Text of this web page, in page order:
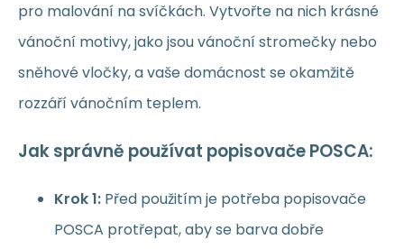
pro malování na svíčkách. Vytvořte na nich krásné
vánoční motivy, jako jsou vánoční stromečky nebo
sněhové vločky, a vaše domácnost se okamžitě
rozzáří vánočním teplem.
Jak správně používat popisovače POSCA:
Krok 1: Před použitím je potřeba popisovače
POSCA protřepat, aby se barva dobře